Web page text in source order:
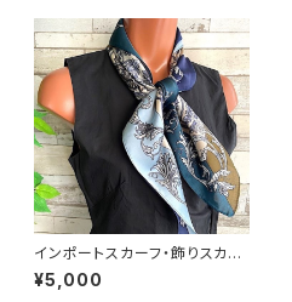
インポートスカーフ・飾りスカー
フ・スクエア小さめスカーフ ツヤ
スカーフ・バッグスカーフ/ネイビ
¥5,000